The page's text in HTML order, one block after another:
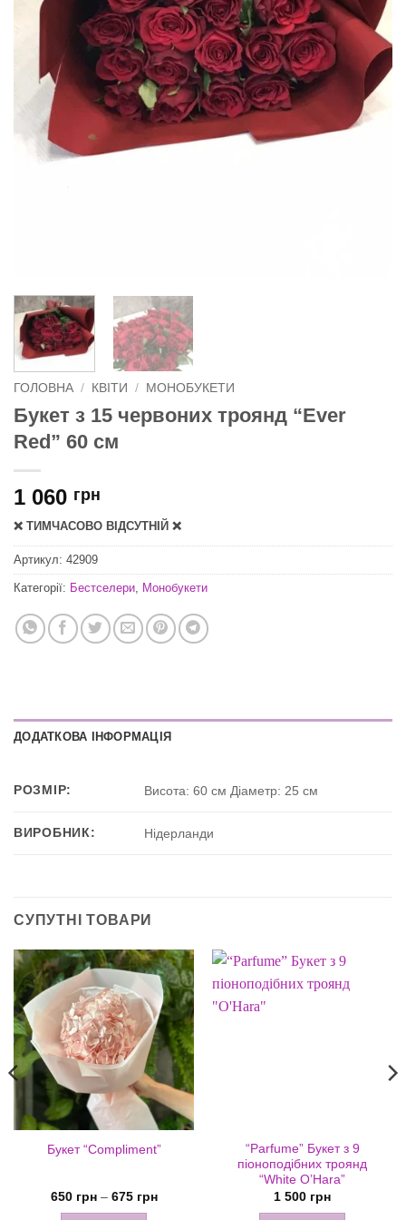
ГОЛОВНА / КВІТИ / МОНОБУКЕТИ
Букет з 15 червоних троянд “Ever
Red” 60 см
1 060 грн
❌ ТИМЧАСОВО ВІДСУТНІЙ ❌
Артикул: 42909
Категорії: Бестселери Монобукети
ДОДАТКОВА ІНФОРМАЦІЯ
РОЗМІР: Висота: 60 см Діаметр: 25 см
ВИРОБНИК: Нідерланди
СУПУТНІ ТОВАРИ
Букет “Compliment”
650 грн – 675 грнДіапазон
“Parfume” Букет з 9
піоноподібних троянд
“White O’Hara”
1 500 грн